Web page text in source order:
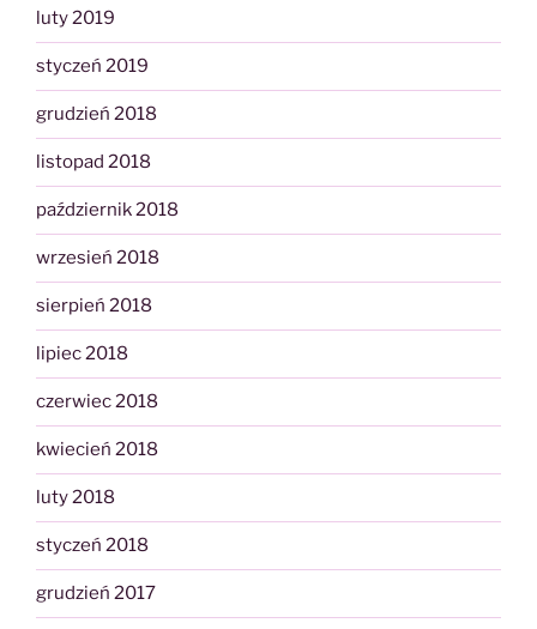
luty 2019
styczeń 2019
grudzień 2018
listopad 2018
październik 2018
wrzesień 2018
sierpień 2018
lipiec 2018
czerwiec 2018
kwiecień 2018
luty 2018
styczeń 2018
grudzień 2017